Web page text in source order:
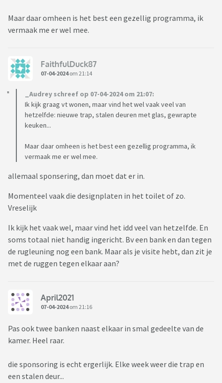
Maar daar omheen is het best een gezellig programma, ik
vermaak me er wel mee.
FaithfulDuck87
07-04-2024om 21:14
_Audrey schreef op 07-04-2024 om 21:07:
Ik kijk graag vt wonen, maar vind het wel vaak veel van
hetzelfde: nieuwe trap, stalen deuren met glas, gewrapte
keuken...
Maar daar omheen is het best een gezellig programma, ik
vermaak me er wel mee.
allemaal sponsering, dan moet dat er in.
Momenteel vaak die designplaten in het toilet of zo.
Vreselijk
Ik kijk het vaak wel, maar vind het idd veel van hetzelfde. En
soms totaal niet handig ingericht. Bv een bank en dan tegen
de rugleuning nog een bank. Maar als je visite hebt, dan zit je
met de ruggen tegen elkaar aan?
April2021
07-04-2024om 21:16
Pas ook twee banken naast elkaar in smal gedeelte van de
kamer. Heel raar.
die sponsoring is echt ergerlijk. Elke week weer die trap en
een stalen deur...